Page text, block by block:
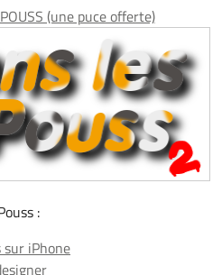
(une puce offerte)
:
iPhone